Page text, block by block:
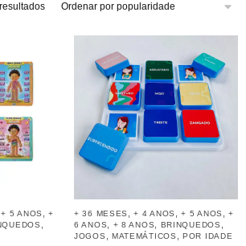
,+ 5 ANOS ,+
+ 36 MESES ,+ 4 ANOS ,+ 5 ANOS ,+
6 ANOS
+ 8 ANOS BRINQUEDOS
JOGOS MATEMÁTICOS ,POR IDADE